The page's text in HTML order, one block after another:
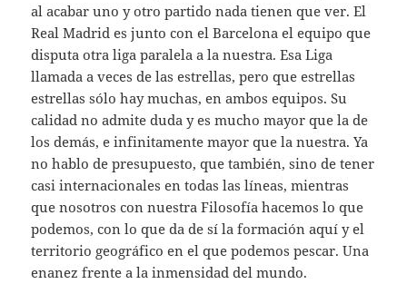
al acabar uno y otro partido nada tienen que ver. El
Real Madrid es junto con el Barcelona el equipo que
disputa otra liga paralela a la nuestra. Esa Liga
llamada a veces de las estrellas, pero que estrellas
estrellas sólo hay muchas, en ambos equipos. Su
calidad no admite duda y es mucho mayor que la de
los demás, e infinitamente mayor que la nuestra. Ya
no hablo de presupuesto, que también, sino de tener
casi internacionales en todas las líneas, mientras
que nosotros con nuestra Filosofía hacemos lo que
podemos, con lo que da de sí la formación aquí y el
territorio geográfico en el que podemos pescar. Una
enanez frente a la inmensidad del mundo.